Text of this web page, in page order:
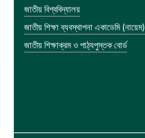
জাতীয় বিশ্ববিদ্যালয়
জাতীয় শিক্ষা ব্যবস্থাপনা একাডেমি (নায়েম)
জাতীয় শিক্ষাক্রম ও পাঠ্যপুস্তক বোর্ড